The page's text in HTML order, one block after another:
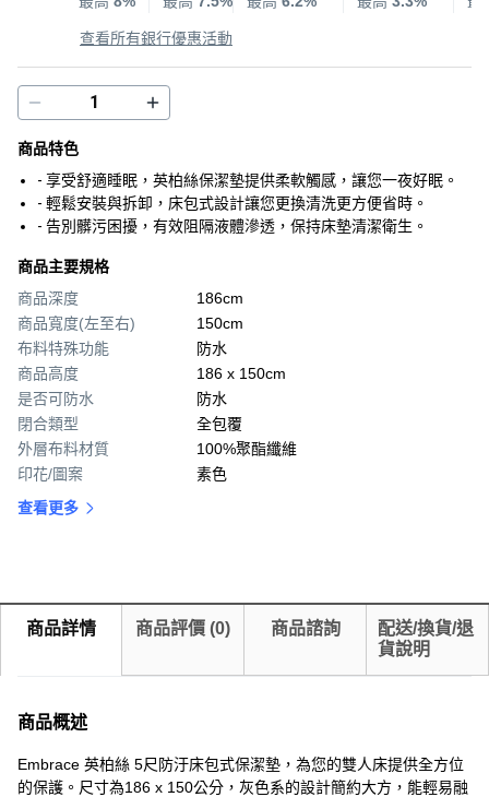
查看所有銀行優惠活動
商品特色
- 享受舒適睡眠，英柏絲保潔墊提供柔軟觸感，讓您一夜好眠。
- 輕鬆安裝與拆卸，床包式設計讓您更換清洗更方便省時。
- 告別髒污困擾，有效阻隔液體滲透，保持床墊清潔衛生。
商品主要規格
商品深度
186cm
商品寬度(左至右)
150cm
布料特殊功能
防水
商品高度
186 x 150cm
是否可防水
防水
閉合類型
全包覆
外層布料材質
100%聚酯纖維
印花/圖案
素色
查看更多
商品詳情 商品評價 (0) 商品諮詢
配送/換貨/退
貨說明
商品概述
Embrace 英柏絲 5尺防汙床包式保潔墊，為您的雙人床提供全方位
的保護。尺寸為186 x 150公分，灰色系的設計簡約大方，能輕易融